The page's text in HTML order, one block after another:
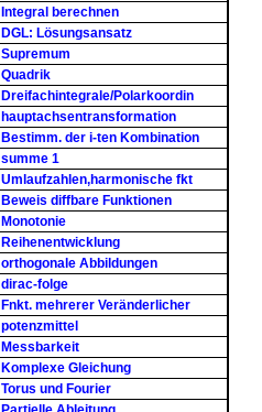
Integral berechnen
DGL: Lösungsansatz
Supremum
Quadrik
Dreifachintegrale/Polarkoordin
hauptachsentransformation
Bestimm. der i-ten Kombination
summe 1
Umlaufzahlen,harmonische fkt
Beweis diffbare Funktionen
Monotonie
Reihenentwicklung
orthogonale Abbildungen
dirac-folge
Fnkt. mehrerer Veränderlicher
potenzmittel
Messbarkeit
Komplexe Gleichung
Torus und Fourier